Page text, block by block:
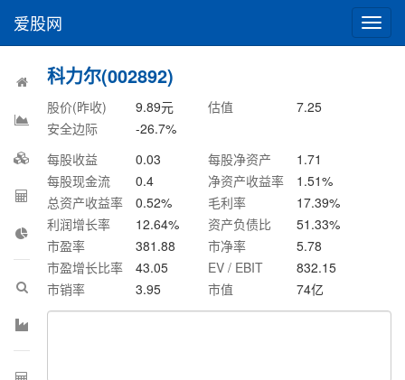
切
换
爱股网
科力尔(002892)
股价(昨收) 9.89元 估值
7.25
安全边际
-26.7%
每股收益
0.03 每股净资产
1.71
每股现金流
0.4 净资产收益率 1.51%
总资产收益率
0.52% 毛利率 17.39%
利润增长率
12.64% 资产负债比 51.33%
市盈率
381.88 市净率
5.78
市盈增长比率
43.05 EV / EBIT
832.15
市销率
3.95 市值 74亿